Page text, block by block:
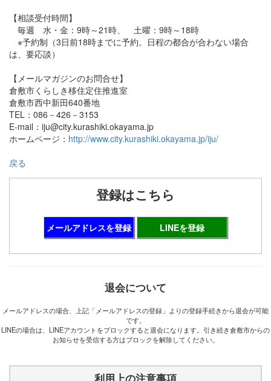
【相談受付時間】
毎週 水・金：9時～21時、 土曜：9時～18時
※予約制（3日前18時までに予約。日程の都合が合わない場合
は、要応談）
【メールマガジンのお問合せ】
倉敷市くらしき移住定住推進室
倉敷市西中新田640番地
TEL：086－426－3153
E-mail：iju@city.kurashiki.okayama.jp
ホームページ： http://www.city.kurashiki.okayama.jp/iju/
戻る
登録はこちら
メールアドレスを登録 LINEを登録
退会について
メールアドレスの場合、上記「メールアドレスの登録」よりの登録手続きから退会が可能
です。
LINEの場合は、LINEアカウントをブロックすると退会になります。引き続き倉敷市からの
お知らせを受信する方はブロックを解除してください。
利用上の注意事項